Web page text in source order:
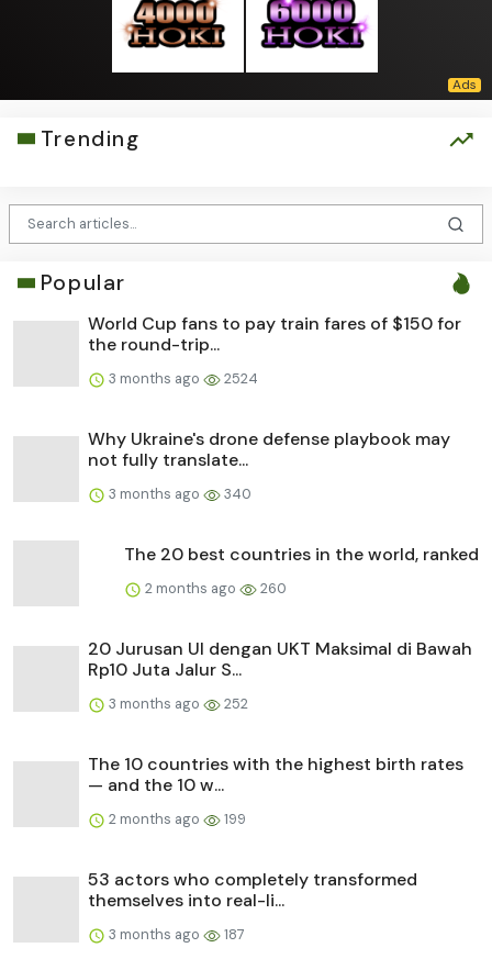
Trending
Popular
World Cup fans to pay train fares of $150 for
the round-trip...
3 months ago 2524
Why Ukraine's drone defense playbook may
not fully translate...
3 months ago 340
The 20 best countries in the world, ranked
2 months ago 260
20 Jurusan UI dengan UKT Maksimal di Bawah
Rp10 Juta Jalur S...
3 months ago 252
The 10 countries with the highest birth rates
— and the 10 w...
2 months ago 199
53 actors who completely transformed
themselves into real-li...
3 months ago 187